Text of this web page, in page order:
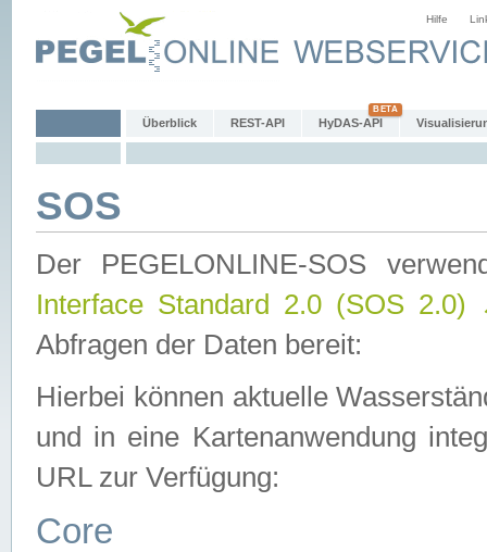
Hilfe
Überblick REST-API HyDAS-API
SOS
Der PEGELONLINE-SOS
Interface Standard 2.0 (SOS 2.0)
Abfragen der Daten bereit:
Hierbei können aktuelle
und in eine Kartenanwendung
URL zur Verfügung:
Core